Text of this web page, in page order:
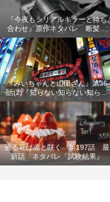
『今夜もシリアルキラーと待ち
合わせ』原作ネタバレ 断髪オ
ブジェ殺人事件 犯人の正体や
結末を解説
『みいちゃんと山田さん』第36
話(2)『知らない知らない知らな
い』最新話 ネタバレ 犯人確
定 次回最終回
薫る花は凛と咲く 第197話 最
新話 ネタバレ『試験結果』